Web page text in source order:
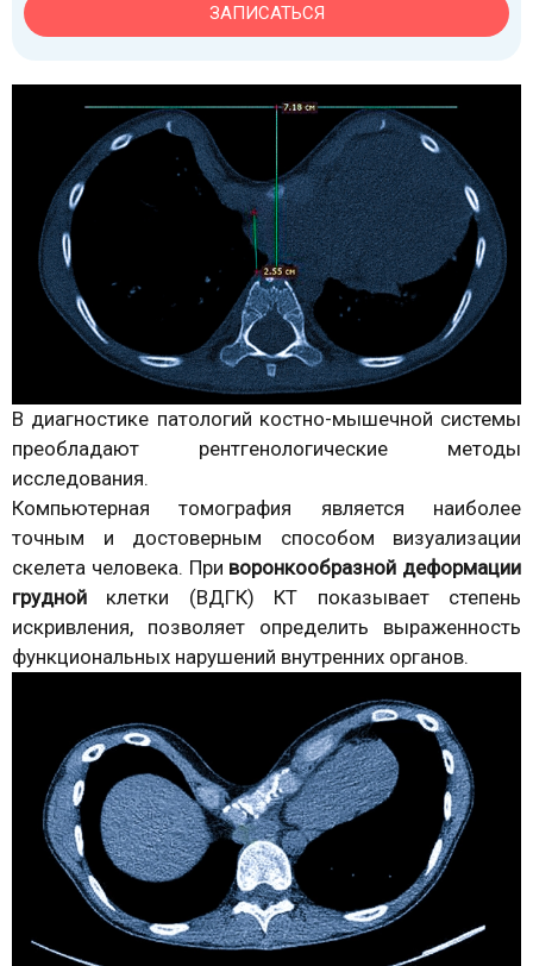
ЗАПИСАТЬСЯ
В диагностике патологий костно-мышечной системы
преобладают рентгенологические методы
исследования.
Компьютерная томография является наиболее
точным и достоверным способом визуализации
скелета человека. При воронкообразной деформации
грудной клетки (ВДГК) КТ показывает степень
искривления, позволяет определить выраженность
функциональных нарушений внутренних органов.